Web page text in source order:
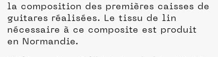
la composition des premières caisses de
guitares réalisées. Le tissu de lin
nécessaire à ce composite est produit
en Normandie.